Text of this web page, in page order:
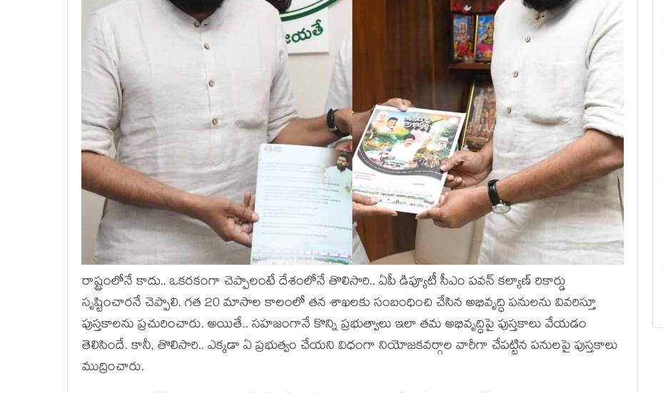
రాష్ట్రంలోనే కాదు.. ఒక‌ర‌కంగా చెప్పాలంటే దేశంలోనే తొలిసారి.. ఏపీ డిప్యూటీ సీఎం ప‌వ‌న్ క‌ల్యాణ్ రికార్డు
సృష్టించార‌నే చెప్పాలి. గ‌త 20 మాసాల కాలంలో త‌న శాఖ‌ల‌కు సంబంధించి చేసిన అభివృద్ధి ప‌నుల‌ను వివ‌రిస్తూ
పుస్త‌కాలను ప్ర‌చురించారు. అయితే.. స‌హ‌జంగానే కొన్ని ప్ర‌భుత్వాలు ఇలా త‌మ అభివృద్ధిపై పుస్త‌కాలు వేయ‌డం
తెలిసిందే. కానీ, తొలిసారి.. ఎక్క‌డా ఏ ప్ర‌భుత్వం చేయ‌ని విధంగా నియోజ‌క‌వ‌ర్గాల వారీగా చేప‌ట్టిన ప‌నుల‌పై పుస్త‌కాలు
ముద్రించారు.